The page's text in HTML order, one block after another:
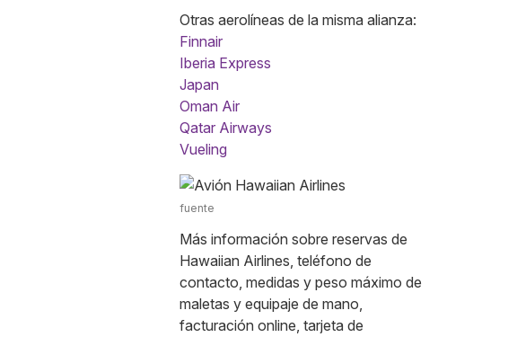
Otras aerolíneas de la misma alianza:
Finnair
Iberia Express
Japan
Oman Air
Qatar Airways
Vueling
fuente
Más información sobre reservas de
Hawaiian Airlines, teléfono de
contacto, medidas y peso máximo de
maletas y equipaje de mano,
facturación online, tarjeta de